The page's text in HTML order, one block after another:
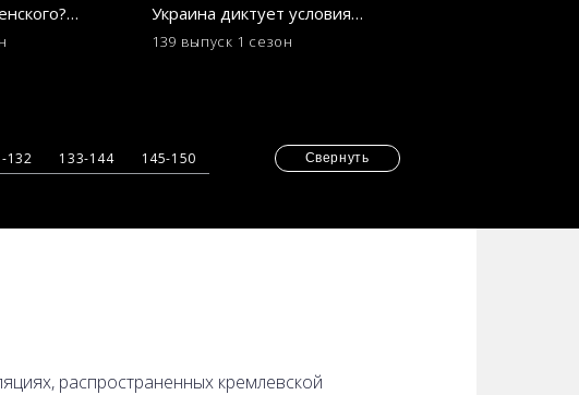
Украина диктует условия
Голливуду? ОСТОРОЖНО!
139 выпуск 1 сезон
132 133-144 145-150 Свернуть
распространенных кремлевской